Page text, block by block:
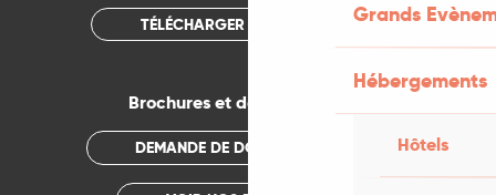
Grands
Hébergements
Hôtels
TÉLÉCHARGER L'APPLICATION
Brochures et documentations
DEMANDE DE DOCUMENTATION